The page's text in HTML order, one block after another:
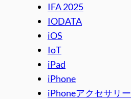
IFA 2025
IODATA
iOS
IoT
iPad
iPhone
iPhoneアクセサリー